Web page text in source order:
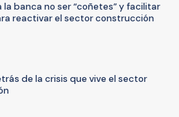
la banca no ser “coñetes” y facilitar
reactivar el sector construcción
de la crisis que vive el sector